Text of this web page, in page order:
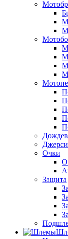
Джерси
Очки
Защита